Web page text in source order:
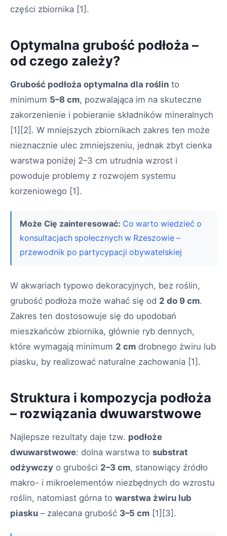
części zbiornika [1] .
Optymalna grubość podłoża –
od czego zależy?
Grubość podłoża optymalna dla roślin to
minimum 5–8 cm, pozwalająca im na skuteczne
zakorzenienie i pobieranie składników mineralnych
[1][2] . W mniejszych zbiornikach zakres ten może
nieznacznie ulec zmniejszeniu, jednak zbyt cienka
warstwa poniżej 2–3 cm utrudnia wzrost i
powoduje problemy z rozwojem systemu
korzeniowego [1] .
Może Cię zainteresować: Co warto wiedzieć o
konsultacjach społecznych w Rzeszowie –
przewodnik po partycypacji obywatelskiej
W akwariach typowo dekoracyjnych, bez roślin,
grubość podłoża może wahać się od 2 do 9 cm.
Zakres ten dostosowuje się do upodobań
mieszkańców zbiornika, głównie ryb dennych,
które wymagają minimum 2 cm drobnego żwiru lub
piasku, by realizować naturalne zachowania [1] .
Struktura i kompozycja podłoża
– rozwiązania dwuwarstwowe
Najlepsze rezultaty daje tzw. podłoże
dwuwarstwowe: dolna warstwa to substrat
odżywczy o grubości 2–3 cm, stanowiący źródło
makro- i mikroelementów niezbędnych do wzrostu
roślin, natomiast górna to warstwa żwiru lub
piasku – zalecana grubość 3–5 cm [1][3] .